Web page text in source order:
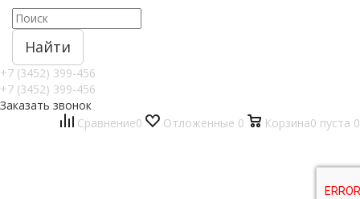
Найти
+7 (3452) 399-456
+7 (3452) 399-456
Заказать звонок
Сравнение0 Отложенные 0 Корзина0 пуста 0